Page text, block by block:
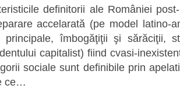
definitorii ale României
accelarată (pe model latino-
principale, îmbogăţiţii şi sărăciţii,
capitalist) fiind cvasi-
sociale sunt definibile prin
ce…